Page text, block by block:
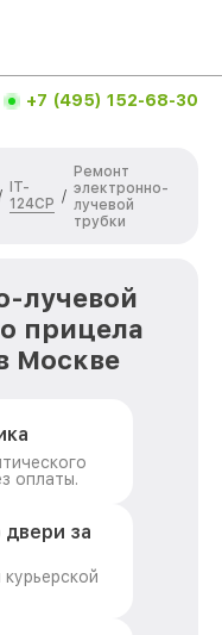
+7 (495) 152-68-30
IT-
124CP /
Ремонт
электронно-
лучевой
трубки
лучевой
прицела
Москве
оплаты.
за